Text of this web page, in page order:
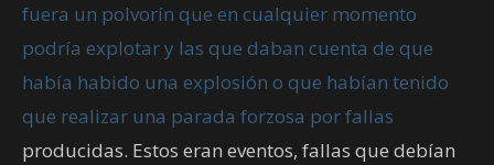
fuera un polvorín que en cualquier momento
podría explotar y las que daban cuenta de que
había habido una explosión o que habían tenido
que realizar una parada forzosa por fallas
producidas. Estos eran eventos, fallas que debían